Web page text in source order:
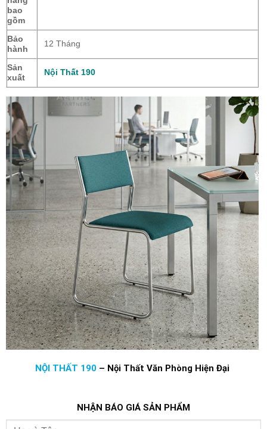
bao
gồm
Bảo
hành
12 Tháng
Sản
xuất
Nội Thất 190
NỘI THẤT 190 – Nội Thất Văn Phòng Hiện Đại
NHẬN BÁO GIÁ SẢN PHẨM